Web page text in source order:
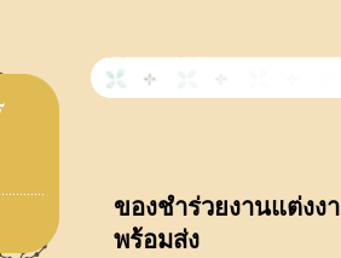
ของชำร่วยงานแต่งง
พร้อมส่ง